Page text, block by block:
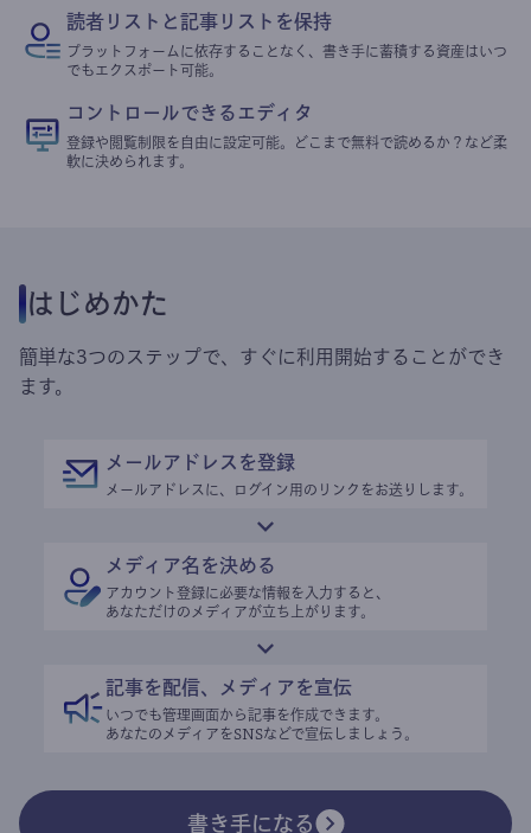
読者リストと記事リストを保持
プラットフォームに依存することなく、書き手に蓄積する資産はいつ
でもエクスポート可能。
コントロールできるエディタ
登録や閲覧制限を自由に設定可能。どこまで無料で読めるか？など柔
軟に決められます。
はじめかた
簡単な3つのステップで、すぐに利用開始することができ
ます。
メールアドレスを登録
メールアドレスに、ログイン用のリンクをお送りします。
メディア名を決める
アカウント登録に必要な情報を入力すると、
あなただけのメディアが立ち上がります。
記事を配信、メディアを宣伝
いつでも管理画面から記事を作成できます。
あなたのメディアをSNSなどで宣伝しましょう。
書き手になる